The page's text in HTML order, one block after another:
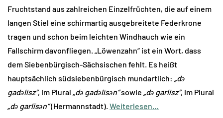
Fruchtstand aus zahlreichen Einzelfrüchten, die auf einem
langen Stiel eine schirmartig ausgebreitete Federkrone
tragen und schon beim leichten Windhauch wie ein
Fallschirm davonfliegen. „Löwenzahn“ ist ein Wort, dass
dem Siebenbürgisch-Sächsischen fehlt. Es heißt
hauptsächlich südsiebenbürgisch mundartlich: „dǝ
gadǝlīsz“, im Plural „dǝ gadǝlīsǝn“sowie „dǝ garlīsz“, im Plural
„dǝ garlīsǝn“(Hermannstadt). Weiterlesen…